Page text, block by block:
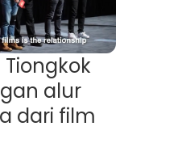
alur
dari film